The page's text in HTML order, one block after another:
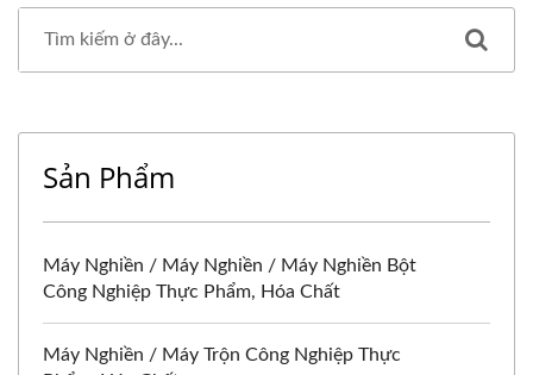
Sản Phẩm
Máy Nghiền / Máy Nghiền / Máy Nghiền Bột
Công Nghiệp Thực Phẩm, Hóa Chất
Máy Nghiền / Máy Trộn Công Nghiệp Thực